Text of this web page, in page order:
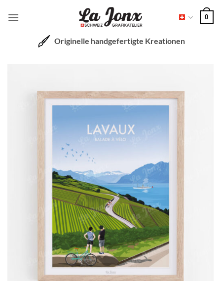
Inhalt
0
Originelle handgefertigte Kreationen